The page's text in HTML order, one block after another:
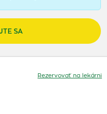
SA
Rezervovať na lekárni